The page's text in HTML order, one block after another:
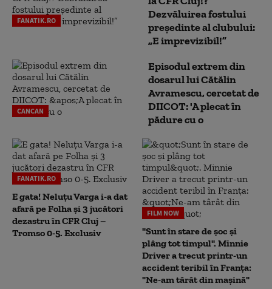
FANATIK.RO
Dezvăluirea fostului
președinte al clubului:
„E imprevizibil!”
CANCAN
Episodul extrem din
dosarul lui Cătălin
Avramescu, cercetat de
DIICOT: 'A plecat în
pădure cu o
FANATIK.RO
E gata! Neluțu Varga i-a dat
afară pe Folha și 3 jucători
dezastru în CFR Cluj –
Tromso 0-5. Exclusiv
FILM NOW
"Sunt în stare de șoc și
plâng tot timpul". Minnie
Driver a trecut printr-un
accident teribil în Franța:
"Ne-am târât din mașină"